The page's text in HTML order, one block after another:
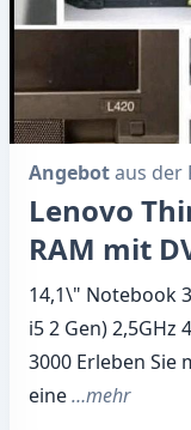
Angebotaus der
Lenovo
RAM mit
14,1\" Notebook
i5 2 Gen) 2,5GHz
3000 Erleben Sie
eine…mehr